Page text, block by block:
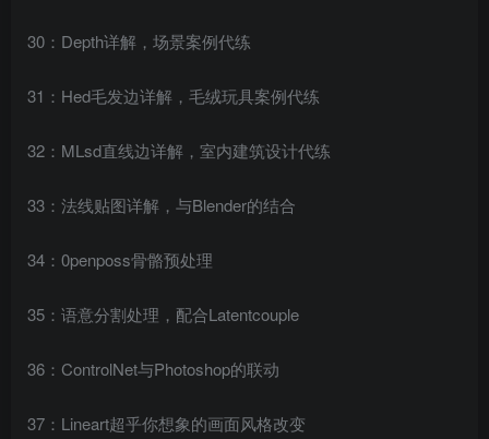
30：Depth详解，场景案例代练
31：Hed毛发边详解，毛绒玩具案例代练
32：MLsd直线边详解，室内建筑设计代练
33：法线贴图详解，与Blender的结合
34：0penposs骨骼预处理
35：语意分割处理，配合Latentcouple
36：ControlNet与Photoshop的联动
37：Lineart超乎你想象的画面风格改变